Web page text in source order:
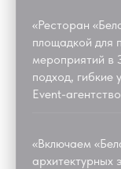
«Ресторан
площадкой для
мероприятий
подход, гибкие
Event-
«Включаем
архитектурных